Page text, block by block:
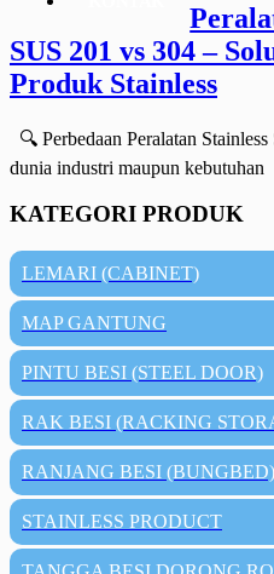
SUS 201 vs 304 –
Produk Stainless
🔍 Perbedaan Peralatan
dunia industri maupun kebutuhan
KATEGORI PRODUK
LEMARI (CABINET)
MAP GANTUNG
PINTU BESI (STEEL DOOR)
RAK BESI (RACKING
RANJANG BESI (BUNGBED)
STAINLESS PRODUCT